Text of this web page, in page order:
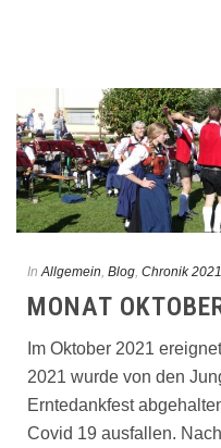
In Allgemein, Blog, Chronik 2021
MONAT
Im Oktober 2021
2021 wurde von den
Erntedankfest
Covid 19 ausfallen.